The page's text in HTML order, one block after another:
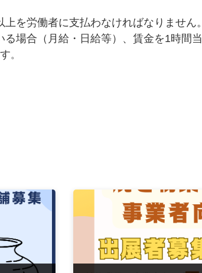
を労働者に支払わなければなりません。
場合（月給・日給等）、賃金を1時間
。